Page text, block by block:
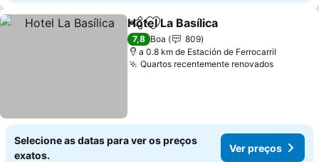
PartilharAdicionar aos favoritos
Hotel La Basílica
7,8 Boa
809
a 0.8 km de Estación de Ferrocarril
Quartos recentemente renovados
Selecione as datas para ver os preços
exatos.
Ver preços